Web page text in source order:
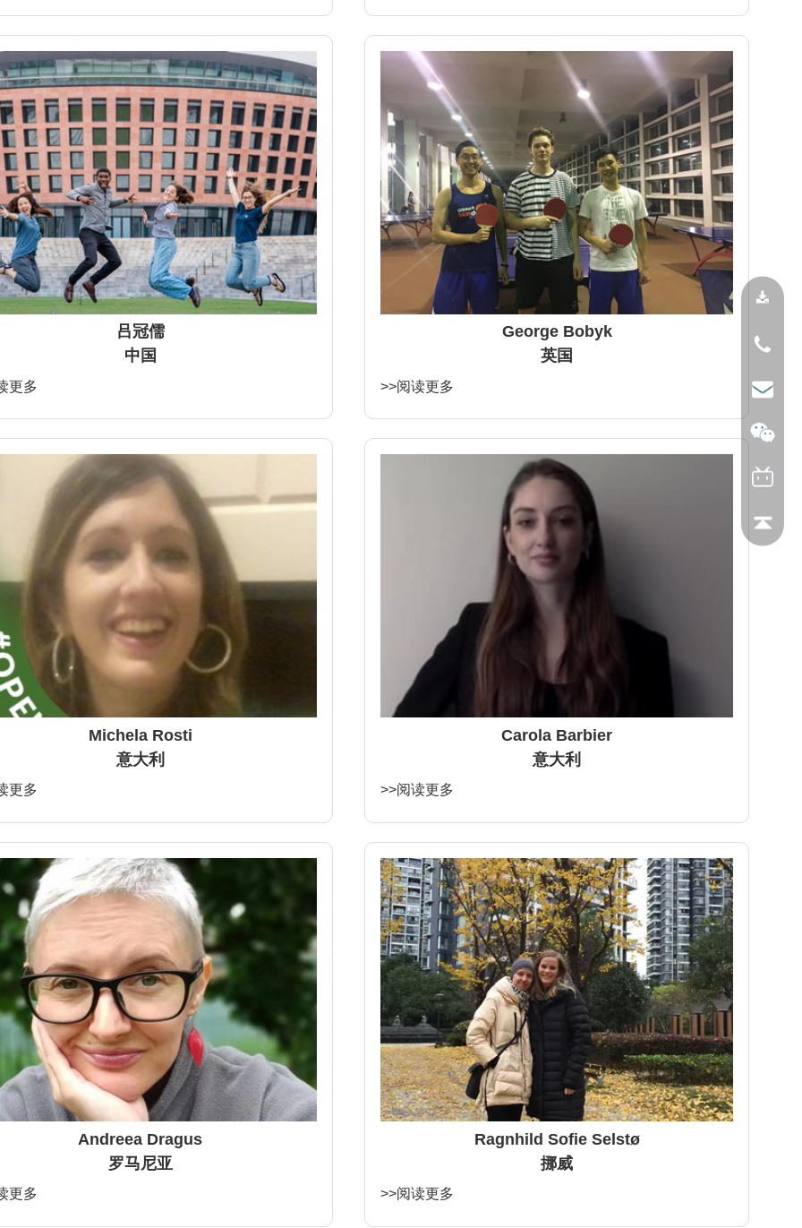
吕冠儒
中国
更多
George Bobyk
英国
>>阅读更多
Michela Rosti
意大利
更多
Carola Barbier
意大利
>>阅读更多
Andreea Dragus
罗马尼亚
更多
Ragnhild Sofie Selstø
挪威
>>阅读更多